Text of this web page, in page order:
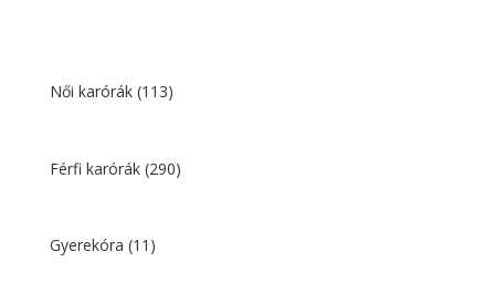
001 Ft.
Női karórák (113)
Férfi karórák (290)
Gyerekóra (11)